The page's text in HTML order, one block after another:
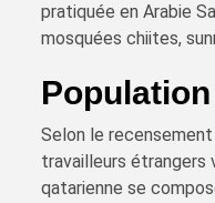
pratiquée en Arabie
mosquées chiites,
Selon le
travailleurs étrangers
qatarienne se